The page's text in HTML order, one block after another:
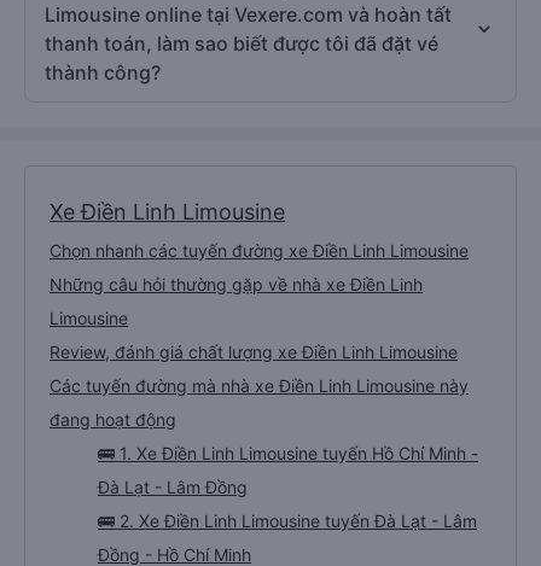
Limousine online tại Vexere.com và hoàn tất
thanh toán, làm sao biết được tôi đã đặt vé
thành công?
Xe Điền Linh Limousine
Chọn nhanh các tuyến đường xe Điền Linh Limousine
Những câu hỏi thường gặp về nhà xe Điền Linh
Limousine
Review, đánh giá chất lượng xe Điền Linh Limousine
Các tuyến đường mà nhà xe Điền Linh Limousine này
đang hoạt động
🚌 1. Xe Điền Linh Limousine tuyến Hồ Chí Minh -
Đà Lạt - Lâm Đồng
🚌 2. Xe Điền Linh Limousine tuyến Đà Lạt - Lâm
Đồng - Hồ Chí Minh